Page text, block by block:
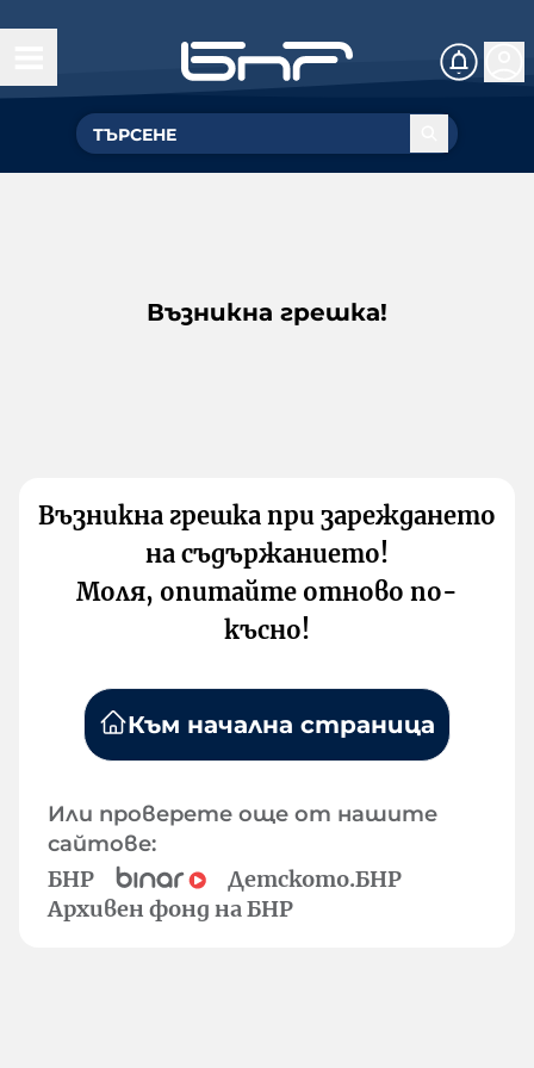
Възникна грешка!
Възникна грешка при зареждането
на съдържанието!
Моля, опитайте отново по-
късно!
Към начална страница
Или проверете още от нашите
сайтове:
БНР
Детското.БНР
Архивен фонд на БНР